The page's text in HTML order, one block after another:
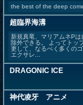
the best of the deep
超臨界海溝
新規真竜、マリアムネP
除外できる。 よってトッ
更して、なるべく多くの
エクサレ...
DRAGONIC ICE
神代凌牙 アニメ